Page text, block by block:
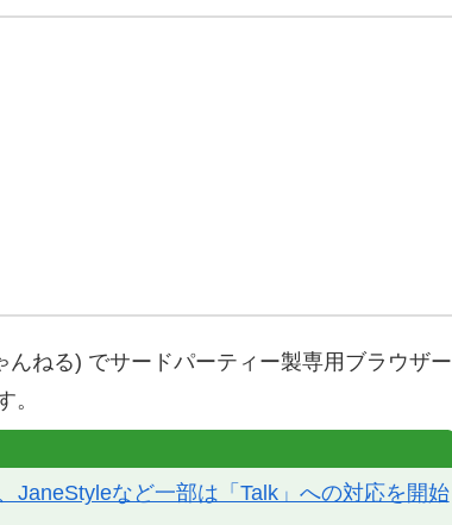
んねる) でサードパーティー製専用ブラウザー
。
JaneStyleなど一部は「Talk」への対応を開始